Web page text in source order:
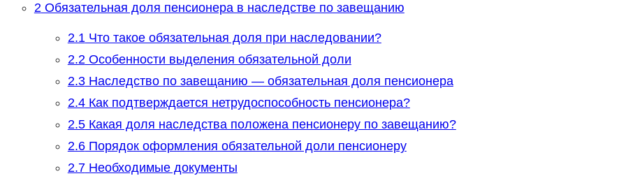
2Обязательная доля пенсионера в наследстве по завещанию
2.1Что такое обязательная доля при наследовании?
2.2Особенности выделения обязательной доли
2.3Наследство по завещанию — обязательная доля пенсионера
2.4Как подтверждается нетрудоспособность пенсионера?
2.5Какая доля наследства положена пенсионеру по завещанию?
2.6Порядок оформления обязательной доли пенсионеру
2.7Необходимые документы